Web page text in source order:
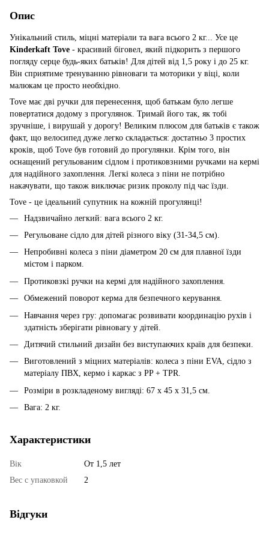
Опис
Унікальний стиль, міцні матеріали та вага всього 2 кг... Усе це
Kinderkaft Tove - красивий біговел, який підкорить з першого
погляду серце будь-яких батьків! Для дітей від 1,5 року і до 25 кг.
Він сприятиме тренуванню рівноваги та моторики у віці, коли
малюкам це просто необхідно.
Tove має дві ручки для перенесення, щоб батькам було легше
повертатися додому з прогулянок. Тримай його так, як тобі
зручніше, і вирушай у дорогу! Великим плюсом для батьків є також
факт, що велосипед дуже легко складається: достатньо 3 простих
кроків, щоб Tove був готовий до прогулянки. Крім того, він
оснащений регульованим сідлом і протиковзними ручками на кермі
для надійного захоплення. Легкі колеса з піни не потрібно
накачувати, що також виключає ризик проколу під час їзди.
Tove - це ідеальний супутник на кожній прогулянці!
Надзвичайно легкий: вага всього 2 кг.
Регульоване сідло для дітей різного віку (31-34,5 см).
Непробивні колеса з піни діаметром 20 см для плавної їзди
містом і парком.
Протиковзкі ручки на кермі для надійного захоплення.
Обмежений поворот керма для безпечного керування.
Навчання через гру: допомагає розвивати координацію рухів і
здатність зберігати рівновагу у дітей.
Дитячий стильний дизайн без виступаючих країв для безпеки.
Виготовлений з міцних матеріалів: колеса з піни EVA, сідло з
матеріалу ПВХ, кермо і каркас з PP + TPR.
Розміри в розкладеному вигляді: 67 x 45 x 31,5 см.
Вага: 2 кг.
Характеристики
Вік
От 1,5 лет
Вес с упаковкой
2
Відгуки